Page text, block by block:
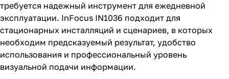
требуется надежный инструмент для ежедневной
эксплуатации. InFocus IN1036 подходит для
стационарных инсталляций и сценариев, в которых
необходим предсказуемый результат, удобство
использования и профессиональный уровень
визуальной подачи информации.